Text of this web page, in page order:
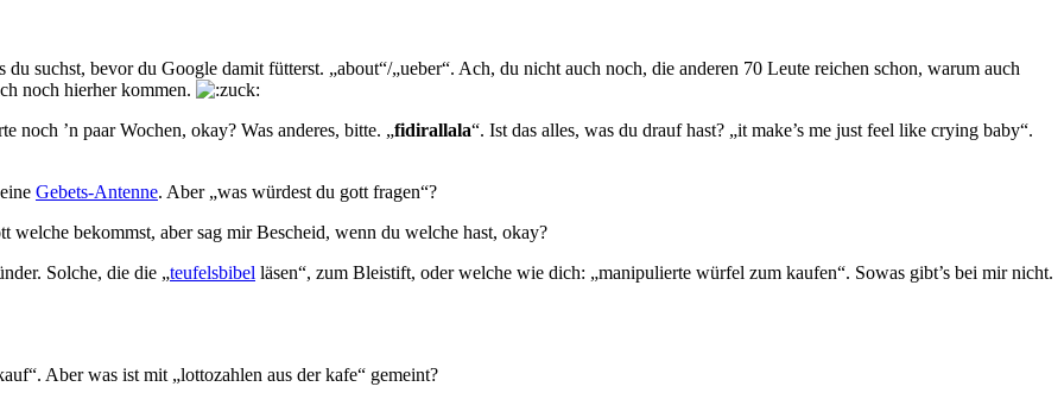
du suchst, bevor du Google damit fütterst. „about“/„ueber“. Ach, du nicht auch noch, die anderen 70 Leute reichen schon, warum auch
noch hierher kommen.
noch ’n paar Wochen, okay? Was anderes, bitte. „fidirallala“. Ist das alles, was du drauf hast? „it make’s me just feel like crying baby“.
Gebets-Antenne. Aber „was würdest du gott fragen“?
welche bekommst, aber sag mir Bescheid, wenn du welche hast, okay?
Solche, die die „teufelsbibel läsen“, zum Bleistift, oder welche wie dich: „manipulierte würfel zum kaufen“. Sowas gibt’s bei mir nicht.
“. Aber was ist mit „lottozahlen aus der kafe“ gemeint?